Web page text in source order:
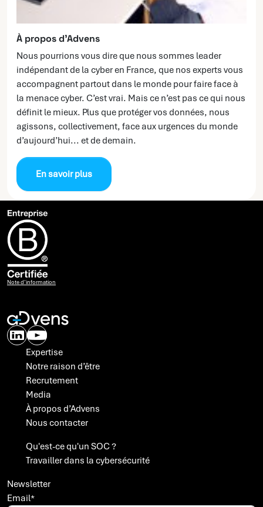
A propos des cookies
Avec votre accord, Advens utilise des
cookies ou technologies similaires et traite
d'intérêts légitimes, pour optimiser les campagnes publicitaires que
nous menons sur des sites tiers (comme Facebook et Linkedin), mais
également pour suivre nos audiences (Matomo).
À propos d’Advens
Nous pourrions vous dire que nous sommes leader
indépendant de la cyber en France, que nos experts vous
accompagnent partout dans le monde pour faire face à
la menace cyber. C’est vrai. Mais ce n’est pas ce qui nous
définit le mieux. Plus que protéger vos données, nous
agissons, collectivement, face aux urgences du monde
d’aujourd’hui... et de demain.
En savoir plus
Note d’information
Expertise
Notre raison d’être
Recrutement
Media
À propos d’Advens
Nous contacter
Qu'est-ce qu'un SOC ?
Travailler dans la cybersécurité
Newsletter
Email*